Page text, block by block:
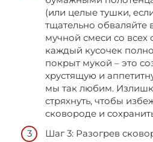
(или целые тушки,
тщательно обваляйте
мучной смеси со всех
каждый кусочек
покрыт мукой – это
хрустящую и
мы так любим.
стряхнуть, чтобы
сковороде и
Шаг 3: Разогрев